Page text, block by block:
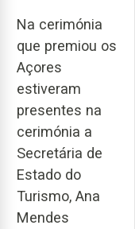
Na cerimónia
que premiou os
Açores
estiveram
presentes na
cerimónia a
Secretária de
Estado do
Turismo, Ana
Mendes